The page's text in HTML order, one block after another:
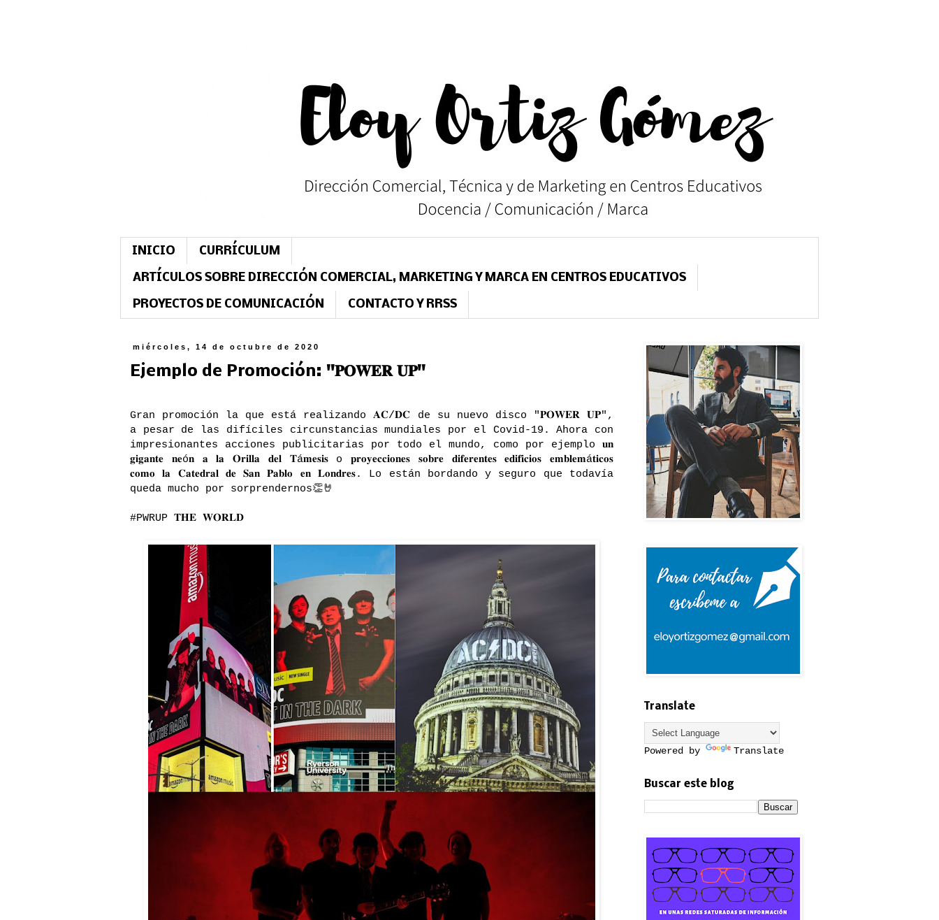
INICIO CURRÍCULUM
ARTÍCULOS SOBRE DIRECCIÓN COMERCIAL, MARKETING Y MARCA EN CENTROS EDUCATIVOS
PROYECTOS DE COMUNICACIÓN CONTACTO Y RRSS
miércoles, 14 de octubre de 2020
Ejemplo de Promoción: "𝐏𝐎𝐖𝐄𝐑 𝐔𝐏"
Gran promoción la que está realizando 𝐀𝐂/𝐃𝐂 de su nuevo disco "𝐏𝐎𝐖𝐄𝐑 𝐔𝐏",
a pesar de las difíciles circunstancias mundiales por el Covid-19. Ahora con
impresionantes acciones publicitarias por todo el mundo, como por ejemplo 𝐮𝐧
𝐠𝐢𝐠𝐚𝐧𝐭𝐞 𝐧𝐞ó𝐧 𝐚 𝐥𝐚 𝐎𝐫𝐢𝐥𝐥𝐚 𝐝𝐞𝐥 𝐓á𝐦𝐞𝐬𝐢𝐬 o 𝐩𝐫𝐨𝐲𝐞𝐜𝐜𝐢𝐨𝐧𝐞𝐬 𝐬𝐨𝐛𝐫𝐞 𝐝𝐢𝐟𝐞𝐫𝐞𝐧𝐭𝐞𝐬 𝐞𝐝𝐢𝐟𝐢𝐜𝐢𝐨𝐬 𝐞𝐦𝐛𝐥𝐞𝐦á𝐭𝐢𝐜𝐨𝐬
𝐜𝐨𝐦𝐨 𝐥𝐚 𝐂𝐚𝐭𝐞𝐝𝐫𝐚𝐥 𝐝𝐞 𝐒𝐚𝐧 𝐏𝐚𝐛𝐥𝐨 𝐞𝐧 𝐋𝐨𝐧𝐝𝐫𝐞𝐬. Lo están bordando y seguro que todavía
queda mucho por sorprendernos👏🤘
#PWRUP 𝐓𝐇𝐄 𝐖𝐎𝐑𝐋𝐃
Translate
Powered by Translate
Buscar este blog